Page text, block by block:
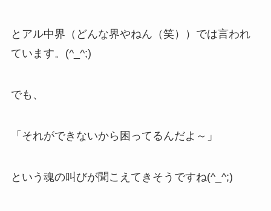
とアル中界（どんな界やねん（笑））では言われ
ています。(^_^;)
でも、
「それができないから困ってるんだよ～」
という魂の叫びが聞こえてきそうですね(^_^;)